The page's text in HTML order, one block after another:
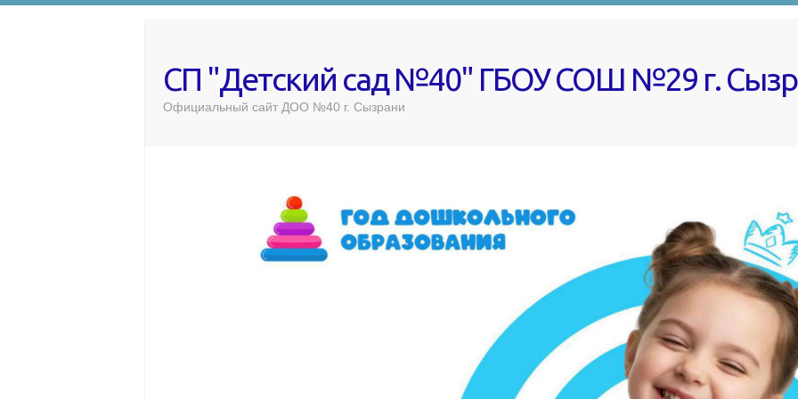
СП "Детский сад №40" ГБОУ СОШ №29 г.
Официальный сайт ДОО №40 г. Сызрани